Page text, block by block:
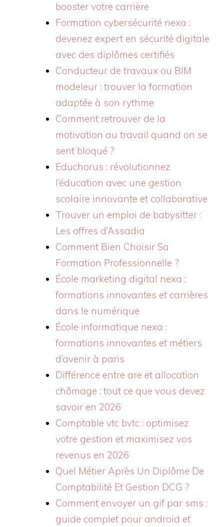
booster votre carrière
Formation cybersécurité nexa :
devenez expert en sécurité digitale
avec des diplômes certifiés
Conducteur de travaux ou BIM
modeleur : trouver la formation
adaptée à son rythme
Comment retrouver de la
motivation au travail quand on se
sent bloqué ?
Educhorus : révolutionnez
l’éducation avec une gestion
scolaire innovante et collaborative
Trouver un emploi de babysitter :
Les offres d’Assadia
Comment Bien Choisir Sa
Formation Professionnelle ?
École marketing digital nexa :
formations innovantes et carrières
dans le numérique
École informatique nexa :
formations innovantes et métiers
d’avenir à paris
Différence entre are et allocation
chômage : tout ce que vous devez
savoir en 2026
Comptable vtc bvtc : optimisez
votre gestion et maximisez vos
revenus en 2026
Quel Métier Après Un Diplôme De
Comptabilité Et Gestion DCG ?
Comment envoyer un gif par sms :
guide complet pour android et